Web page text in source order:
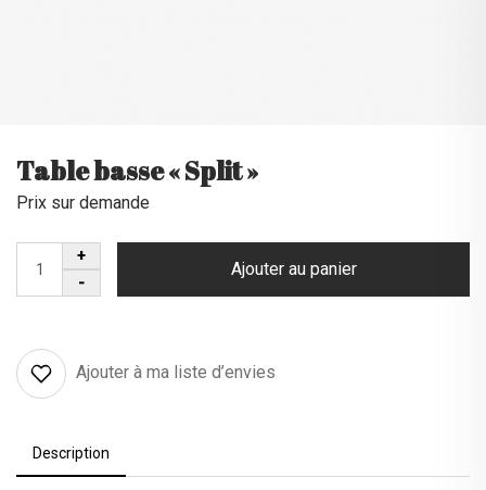
Table basse « Split »
Prix sur demande
Ajouter au panier
Ajouter à ma liste d’envies
Description